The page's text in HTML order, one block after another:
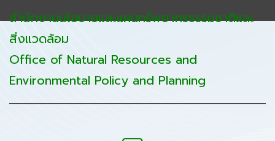
สำนักงานนโยบายและแผนทรัพยากรธรรมชาติและ
สิ่งแวดล้อม
Office of Natural Resources and
Environmental Policy and Planning